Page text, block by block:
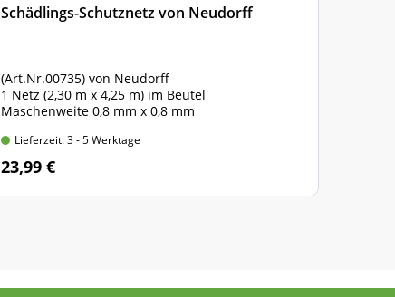
Schädlings-Schutznetz von Neudorff
(Art.Nr.00735) von Neudorff
1 Netz (2,30 m x 4,25 m) im Beutel
Maschenweite 0,8 mm x 0,8 mm
Lieferzeit: 3 - 5 Werktage
23,99 €